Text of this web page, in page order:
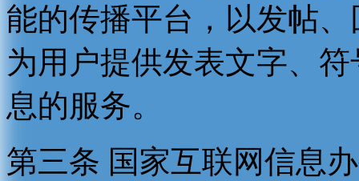
能的传播平台，以发帖
为用户提供发表文字、
息的服务。
第三条 国家互联网信息